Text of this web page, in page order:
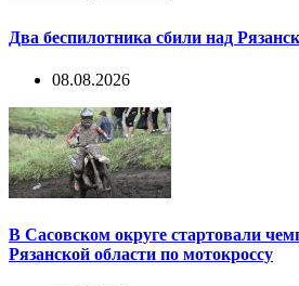
Два беспилотника сбили над
08.08.2026
В Сасовском округе стартовали
Рязанской области по мотокроссу